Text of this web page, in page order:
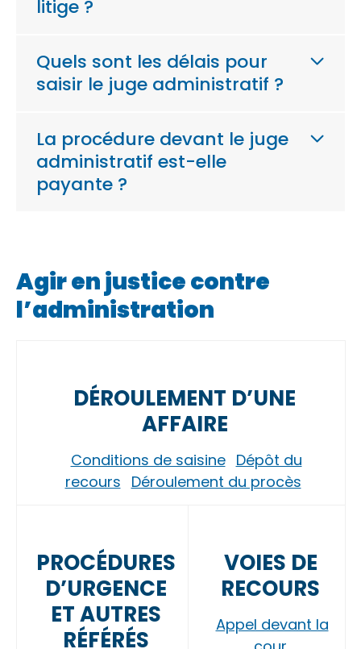
litige ?
Quels sont les délais pour
saisir le juge administratif ?
La procédure devant le juge
administratif est-elle
payante ?
Agir en justice contre
l’administration
DÉROULEMENT D’UNE
AFFAIRE
Conditions de saisine Dépôt du
recours Déroulement du procès
PROCÉDURES
D’URGENCE
ET AUTRES
RÉFÉRÉS
VOIES DE
RECOURS
Appel devant la